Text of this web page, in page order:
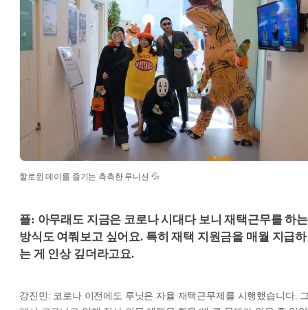
할로윈 데이를 즐기는 촉촉한 루니션 💦
플: 아무래도 지금은 코로나 시대다 보니 재택근무를 하는
방식도 여쭤보고 싶어요. 특히 재택 지원금을 매월 지급하
는 게 인상 깊더라고요.
강진민: 코로나 이전에도 루닛은 자율 재택근무제를 시행했습니다.